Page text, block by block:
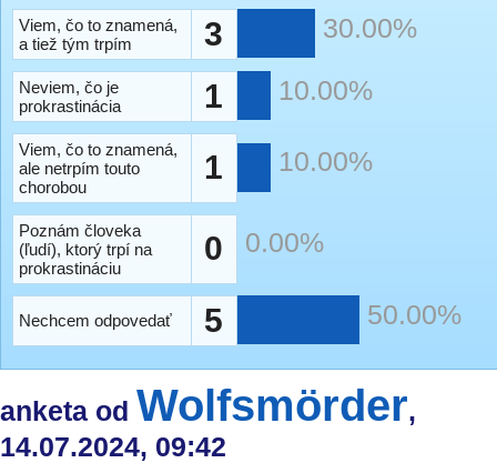
Viem, čo to znamená,
a tiež tým trpím
3 30.00%
Neviem, čo je
prokrastinácia
1 10.00%
Viem, čo to znamená,
ale netrpím touto
chorobou
1 10.00%
Poznám človeka
(ľudí), ktorý trpí na
prokrastináciu
0 0.00%
Nechcem odpovedať 5 50.00%
anketa od Wolfsmörder,
14.07.2024, 09:42